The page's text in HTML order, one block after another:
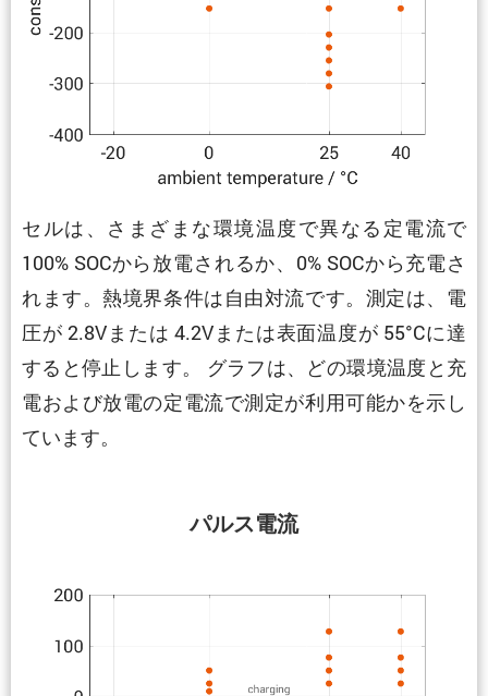
セルは、さまざまな環境温度で異なる定電流で
100% SOCから放電されるか、0% SOCから充電さ
れます。熱境界条件は自由対流です。測定は、電
圧が 2.8Vまたは 4.2Vまたは表面温度が 55°Cに達
すると停止します。 グラフは、どの環境温度と充
電および放電の定電流で測定が利用可能かを示し
ています。
パルス電流